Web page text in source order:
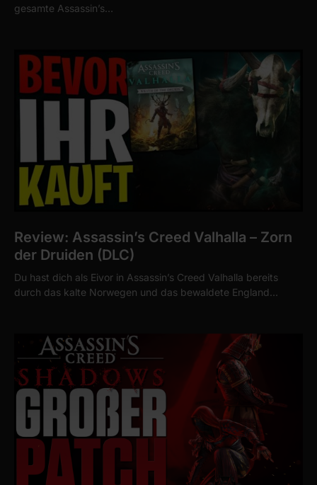
gesamte Assassin’s…
Review: Assassin’s Creed Valhalla – Zorn
der Druiden (DLC)
Du hast dich als Eivor in Assassin’s Creed Valhalla bereits
durch das kalte Norwegen und das bewaldete England…